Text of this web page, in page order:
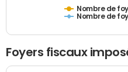
Nombre de
Nombre de
Foyers fiscaux